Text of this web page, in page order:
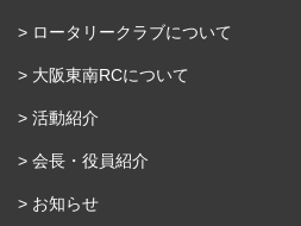
ロータリークラブについて
大阪東南RCについて
活動紹介
会長・役員紹介
お知らせ